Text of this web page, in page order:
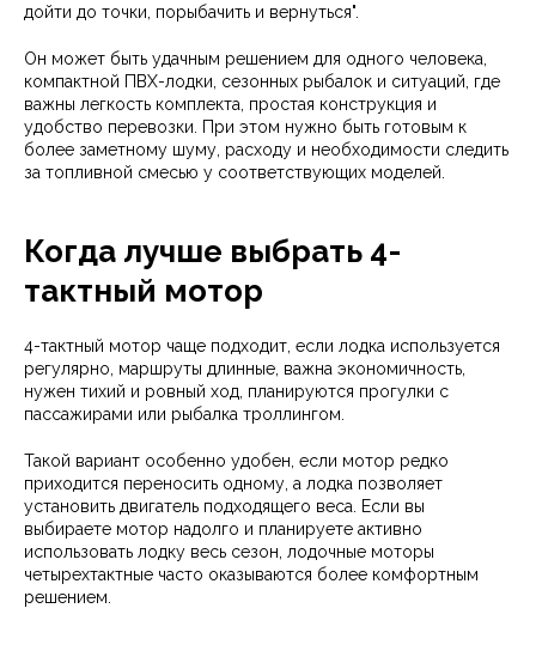
дойти до точки, порыбачить и вернуться".
Он может быть удачным решением для одного человека,
компактной ПВХ-лодки, сезонных рыбалок и ситуаций, где
важны легкость комплекта, простая конструкция и
удобство перевозки. При этом нужно быть готовым к
более заметному шуму, расходу и необходимости следить
за топливной смесью у соответствующих моделей.
Когда лучше выбрать 4-
тактный мотор
4-тактный мотор чаще подходит, если лодка используется
регулярно, маршруты длинные, важна экономичность,
нужен тихий и ровный ход, планируются прогулки с
пассажирами или рыбалка троллингом.
Такой вариант особенно удобен, если мотор редко
приходится переносить одному, а лодка позволяет
установить двигатель подходящего веса. Если вы
выбираете мотор надолго и планируете активно
использовать лодку весь сезон, лодочные моторы
четырехтактные часто оказываются более комфортным
решением.